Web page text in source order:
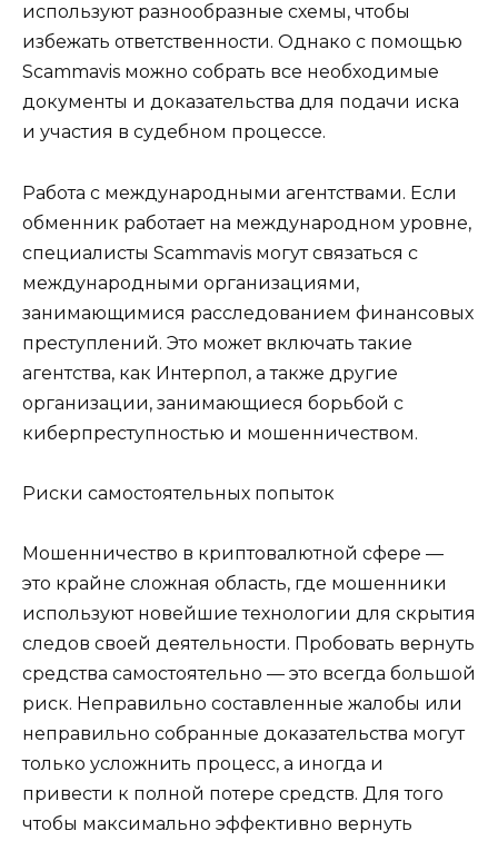
используют разнообразные схемы, чтобы
избежать ответственности. Однако с помощью
Scammavis можно собрать все необходимые
документы и доказательства для подачи иска
и участия в судебном процессе.
Работа с международными агентствами. Если
обменник работает на международном уровне,
специалисты Scammavis могут связаться с
международными организациями,
занимающимися расследованием финансовых
преступлений. Это может включать такие
агентства, как Интерпол, а также другие
организации, занимающиеся борьбой с
киберпреступностью и мошенничеством.
Риски самостоятельных попыток
Мошенничество в криптовалютной сфере —
это крайне сложная область, где мошенники
используют новейшие технологии для скрытия
следов своей деятельности. Пробовать вернуть
средства самостоятельно — это всегда большой
риск. Неправильно составленные жалобы или
неправильно собранные доказательства могут
только усложнить процесс, а иногда и
привести к полной потере средств. Для того
чтобы максимально эффективно вернуть